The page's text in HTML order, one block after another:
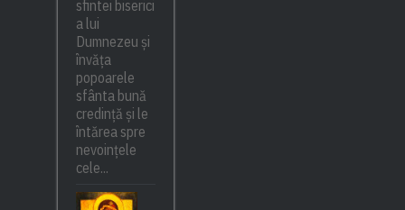
sfintei biserici
a lui
Dumnezeu și
învăța
popoarele
sfânta bună
credință și le
întărea spre
nevoințele
cele...